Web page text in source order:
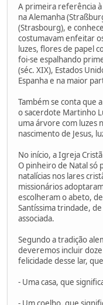
A primeira referência
na Alemanha
(Strasbourg), e
costumavam enfeitar
luzes, flores de papel
foi-se espalhando
(séc. XIX), Estados
Espanha e na maior
Também se conta que
o sacerdote Martinho
uma árvore com luzes
nascimento de Jesus,
No início, a Igreja
O pinheiro de Natal só
natalícias nos lares
missionários
escolheram o abeto,
Santíssima trindade,
associada.
Segundo a tradição
deveremos incluir
felicidade desse lar,
- Uma casa, que